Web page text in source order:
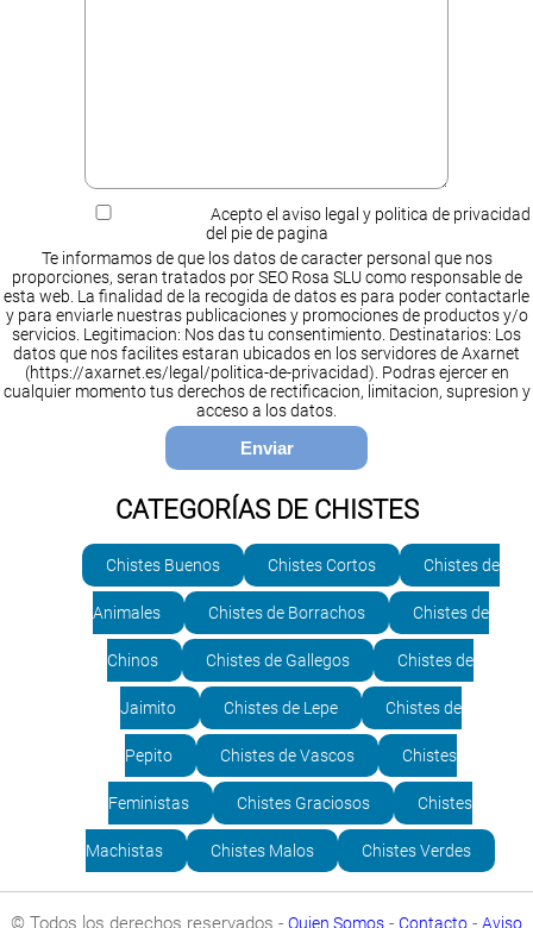
Acepto el aviso legal y politica de privacidad
del pie de pagina
Te informamos de que los datos de caracter personal que nos
proporciones, seran tratados por SEO Rosa SLU como responsable de
esta web. La finalidad de la recogida de datos es para poder contactarle
y para enviarle nuestras publicaciones y promociones de productos y/o
servicios. Legitimacion: Nos das tu consentimiento. Destinatarios: Los
datos que nos facilites estaran ubicados en los servidores de Axarnet
(https://axarnet.es/legal/politica-de-privacidad). Podras ejercer en
cualquier momento tus derechos de rectificacion, limitacion, supresion y
acceso a los datos.
CATEGORÍAS DE CHISTES
Chistes Buenos Chistes Cortos Chistes de
Animales Chistes de Borrachos Chistes de
Chinos Chistes de Gallegos Chistes de
Jaimito Chistes de Lepe Chistes de
Pepito Chistes de Vascos Chistes
Feministas Chistes Graciosos Chistes
Machistas Chistes Malos Chistes Verdes
© Todos los derechos reservados - Quien Somos - Contacto - Aviso